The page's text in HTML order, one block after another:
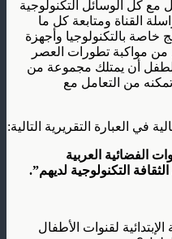
مع كل الوسائل التكنولوجية
القناة ومتابعة كل ما
خاصة بالتكنولوجيا وأجهزة
من مواكبة تطورات العصر
أن يمتلك مجموعة من
من التعامل مع
في العبارة التقريرية التالية:
الفضائية العربية
التكنولوجية لديهم”.
لقنوات الأطفال